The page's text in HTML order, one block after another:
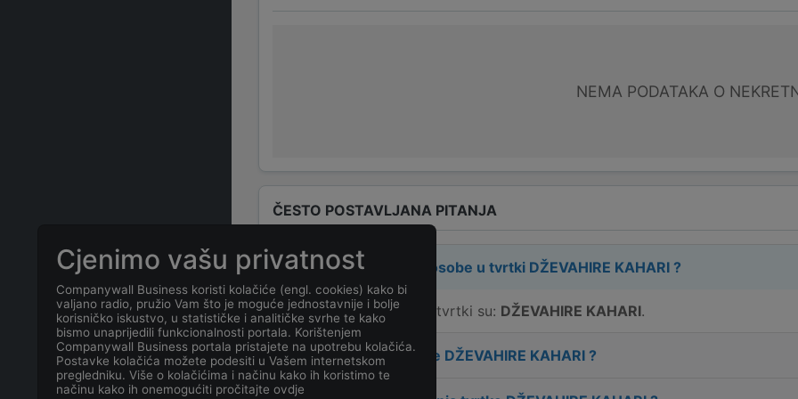
NEMA PODATAKA O
ČESTO POSTAVLJANA PITANJA
Tko su odgovorne osobe u tvrtki DŽEVAHIRE KAHARI ?
Odgovorne osobe u tvrtki su: DŽEVAHIRE KAHARI.
Koja je adresa tvrtke DŽEVAHIRE KAHARI ?
Cjenimo vašu privatnost
Companywall Business koristi kolačiće (engl. cookies) kako bi
valjano radio, pružio Vam što je moguće jednostavnije i bolje
korisničko iskustvo, u statističke i analitičke svrhe te kako
bismo unaprijedili funkcionalnosti portala. Korištenjem
Companywall Business portala pristajete na upotrebu kolačića.
Postavke kolačića možete podesiti u Vašem internetskom
pregledniku. Više o kolačićima i načinu kako ih koristimo te
načinu kako ih onemogućiti pročitajte ovdje